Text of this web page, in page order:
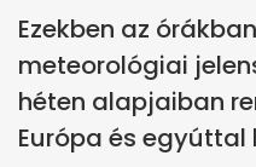
Ezekben az
meteorológiai
héten alapjaiban
Európa és